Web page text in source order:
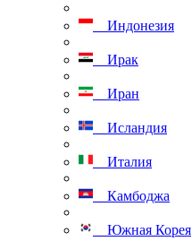
Индонезия
Ирак
Иран
Исландия
Италия
Камбоджа
Южная Корея